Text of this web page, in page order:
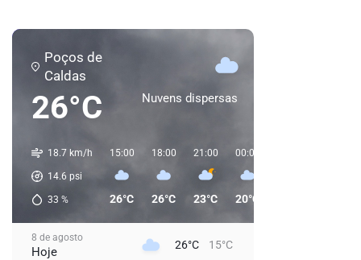
Poços de
Caldas
26°C Nuvens dispersas
18.7 km/h
14.6 psi
33 %
15:00
26°C
18:00
26°C
21:00
23°C
00:00
20°C
8 de agosto
Hoje 26°C 15°C